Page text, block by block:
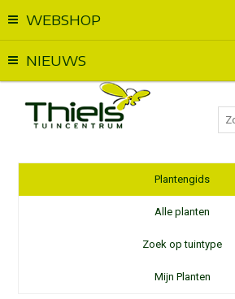
WEBSHOP
NIEUWS
Plantengids
Alle planten
Zoek op tuintype
Mijn Planten